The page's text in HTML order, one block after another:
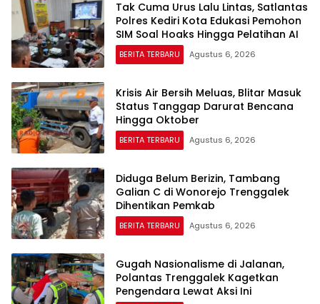
Tak Cuma Urus Lalu Lintas, Satlantas
Polres Kediri Kota Edukasi Pemohon
SIM Soal Hoaks Hingga Pelatihan AI
BERITA TERBARU Agustus 6, 2026
Krisis Air Bersih Meluas, Blitar Masuk
Status Tanggap Darurat Bencana
Hingga Oktober
BERITA TERBARU Agustus 6, 2026
Diduga Belum Berizin, Tambang
Galian C di Wonorejo Trenggalek
Dihentikan Pemkab
BERITA TERBARU Agustus 6, 2026
Gugah Nasionalisme di Jalanan,
Polantas Trenggalek Kagetkan
Pengendara Lewat Aksi Ini